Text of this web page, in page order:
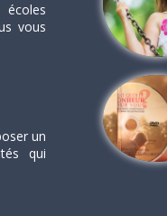
vous
un
qui